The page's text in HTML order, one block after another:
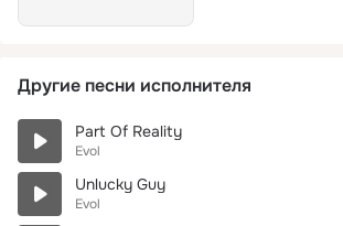
Другие песни исполнителя
Part Of Reality
Evol
Unlucky Guy
Evol